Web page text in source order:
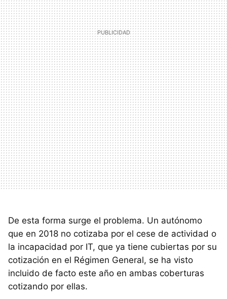
De esta forma surge el problema. Un autónomo
que en 2018 no cotizaba por el cese de actividad o
la incapacidad por IT, que ya tiene cubiertas por su
cotización en el Régimen General, se ha visto
incluido de facto este año en ambas coberturas
cotizando por ellas.